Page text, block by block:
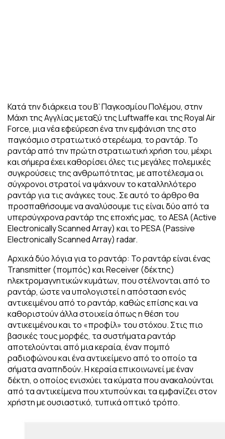
Κατά την διάρκεια του Β’ Παγκοσμίου Πολέμου, στην
Μάχη της Αγγλίας μεταξύ της Luftwaffe και της Royal Air
Force, μια νέα εφεύρεση ένα την εμφάνιση της στο
παγκόσμιο στρατιωτικό στερέωμα, το ραντάρ. Το
ραντάρ από την πρώτη στρατιωτική χρήση του, μέχρι
και σήμερα έχει καθορίσει όλες τις μεγάλες πολεμικές
συγκρούσεις της ανθρωπότητας, με αποτέλεσμα οι
σύγχρονοι στρατοί να ψάχνουν το καταλληλότερο
ραντάρ για τις ανάγκες τους. Σε αυτό το άρθρο θα
προσπαθήσουμε να αναλύσουμε τις είναι δύο από τα
υπερσύγχρονα ραντάρ της εποχής μας, το AESA (Active
Electronically Scanned Array) και το PESA (Passive
Electronically Scanned Array) radar.
Αρχικά δύο λόγια για το ραντάρ: Το ραντάρ είναι ένας
Transmitter (πομπός) και Receiver (δέκτης)
ηλεκτρομαγνητικών κυμάτων, που στέλνονται από το
ραντάρ, ώστε να υπολογιστεί η απόσταση ενός
αντικειμένου από το ραντάρ, καθώς επίσης και να
καθοριστούν άλλα στοιχεία όπως η θέση του
αντικειμένου και το «προφίλ» του στόχου. Στις πιο
βασικές τους μορφές, τα συστήματα ραντάρ
αποτελούνται από μια κεραία, έναν πομπό
ραδιοφώνου και ένα αντικείμενο από το οποίο τα
σήματα αναπηδούν. Η κεραία επικοινωνεί με έναν
δέκτη, ο οποίος ενισχύει τα κύματα που ανακαλούνται
από τα αντικείμενα που χτυπούν και τα εμφανίζει στον
χρήστη με ουσιαστικό, τυπικά οπτικό τρόπο.